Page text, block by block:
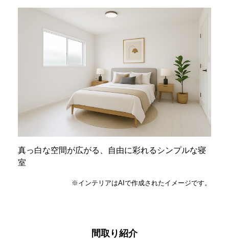
真っ白な空間が広がる、自由に彩れるシンプルな寝
室
※インテリアはAIで作成されたイメージです。
間取り紹介